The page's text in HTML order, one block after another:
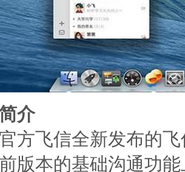
介
飞信全新发布的飞
版本的基础沟通功